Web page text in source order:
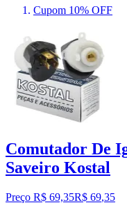
Cupom 10% OFF
Comutador De
Saveiro Kostal
Preço R$ 69,35R$ 69,35